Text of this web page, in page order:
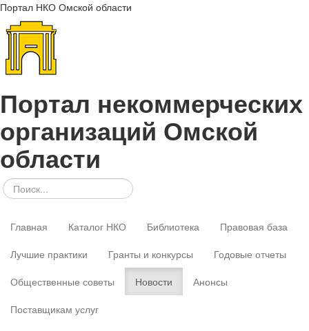
Портал НКО Омской области
Портал некоммерческих
организаций Омской
области
Главная Каталог НКО Библиотека
Правовая база
Лучшие практики
Гранты и конкурсы
Годовые отчеты
Общественные советы
Новости
Анонсы
Поставщикам услуг